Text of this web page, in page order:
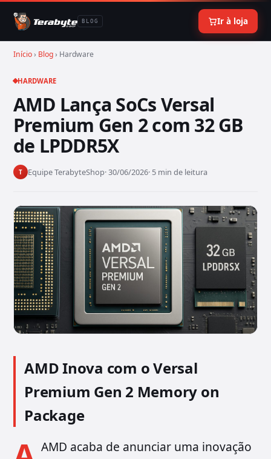
BLOG Ir à loja
Início› Blog› Hardware
HARDWARE
AMD Lança SoCs Versal
Premium Gen 2 com 32 GB
de LPDDR5X
T Equipe TerabyteShop· 30/06/2026· 5 min de leitura
AMD Inova com o Versal
Premium Gen 2 Memory on
Package
AMD acaba de anunciar uma inovação